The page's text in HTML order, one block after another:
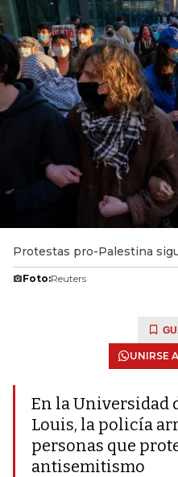
Protestas pro-Palestina
Foto:Reuters
UNIRSE
En la Universidad
Louis, la policía
personas que
antisemitismo